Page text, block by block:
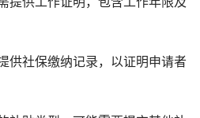
供社保缴纳记录，以证明申请者